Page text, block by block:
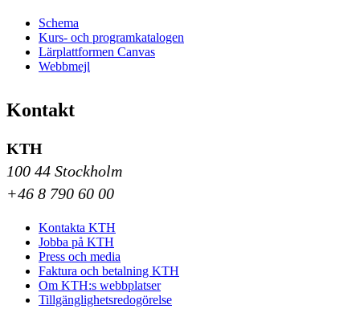
Schema
Kurs- och programkatalogen
Lärplattformen Canvas
Webbmejl
Kontakt
KTH
100 44 Stockholm
+46 8 790 60 00
Kontakta KTH
Jobba på KTH
Press och media
Faktura och betalning KTH
Om KTH:s webbplatser
Tillgänglighetsredogörelse